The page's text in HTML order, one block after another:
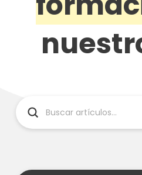
Search
Submit